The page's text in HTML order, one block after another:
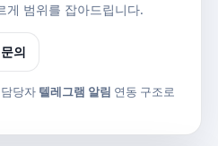
게 범위를 잡아드립니다.
의
당자 텔레그램 알림 연동 구조로